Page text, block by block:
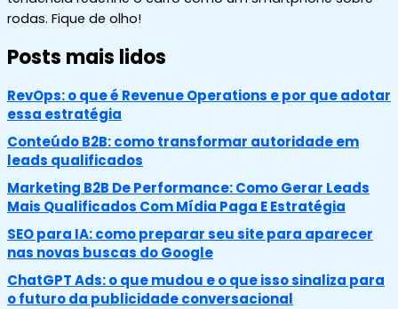
rodas. Fique de olho!
Posts mais lidos
RevOps: o que é Revenue Operations e por que adotar
essa estratégia
Conteúdo B2B: como transformar autoridade em
leads qualificados
Marketing B2B De Performance: Como Gerar Leads
Mais Qualificados Com Mídia Paga E Estratégia
SEO para IA: como preparar seu site para aparecer
nas novas buscas do Google
ChatGPT Ads: o que mudou e o que isso sinaliza para
o futuro da publicidade conversacional